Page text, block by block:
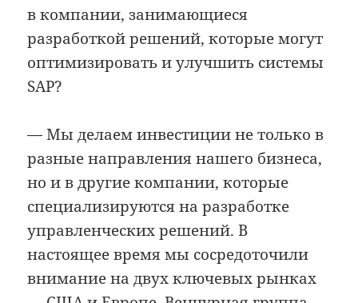
в компании, занимающиеся
разработкой решений, которые могут
оптимизировать и улучшить системы
SAP?
— Мы делаем инвестиции не только в
разные направления нашего бизнеса,
но и в другие компании, которые
специализируются на разработке
управленческих решений. В
настоящее время мы сосредоточили
внимание на двух ключевых рынках